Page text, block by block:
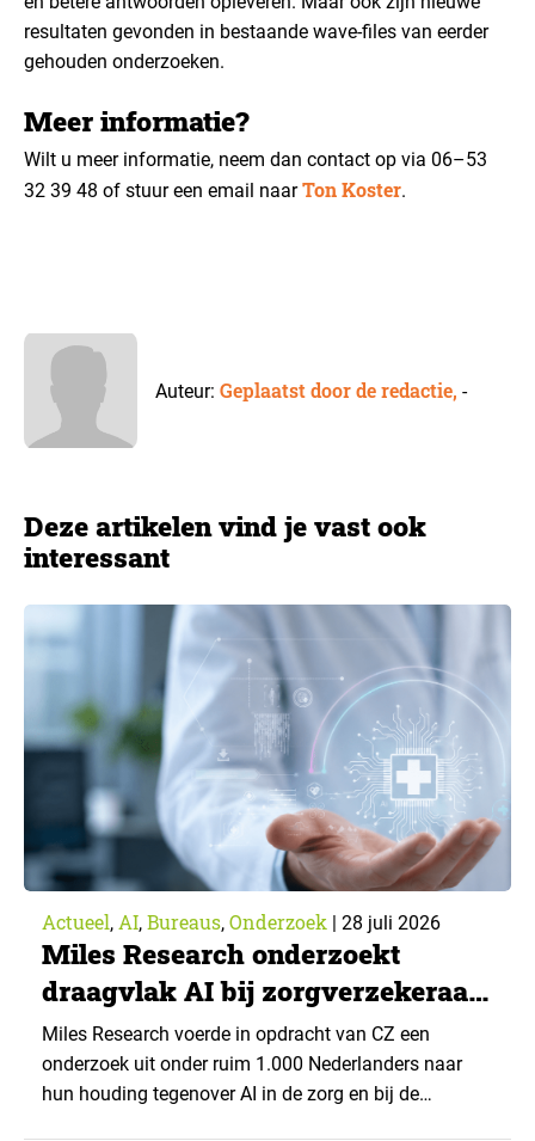
resultaten gevonden in bestaande wave-files van eerder
gehouden onderzoeken.
Meer informatie?
Wilt u meer informatie, neem dan contact op via 06–53
32 39 48 of stuur een email naarTon Koster.
Auteur:Geplaatst door de redactie,-
Deze artikelen vind je vast ook
interessant
Actueel, AI, Bureaus, Onderzoek | 28 juli 2026
Miles Research onderzoekt
draagvlak AI bij zorgverzekeraar
CZ
Miles Research voerde in opdracht van CZ een
onderzoek uit onder ruim 1.000 Nederlanders naar
hun houding tegenover AI in de zorg en bij de